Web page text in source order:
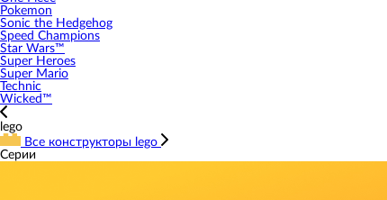
Pokemon
Sonic the Hedgehog
Speed Champions
Star Wars™
Super Heroes
Super Mario
Technic
Wicked™
lego
Все конструкторы lego
Серии